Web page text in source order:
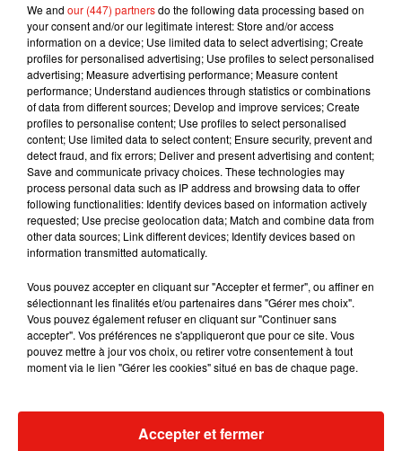
Voir cette publication sur Instagram
Une publication partagée par We dough (@wedoughfr)le12 Juil. 2019 à 9 :40 PDT
Musique
7 août 2026
Tayc et Didi B dévoilent le single le plus
dansant de l’année
We and our (447) partnersdo the following data processing based on
your consent and/or our legitimate interest: Store and/or access
information on a device; Use limited data to select advertising; Create
profiles for personalised advertising; Use profiles to select personalised
advertising; Measure advertising performance; Measure content
performance; Understand audiences through statistics or combinations
of data from different sources; Develop and improve services; Create
profiles to personalise content; Use profiles to select personalised
content; Use limited data to select content; Ensure security, prevent and
detect fraud, and fix errors; Deliver and present advertising and content;
Save and communicate privacy choices. These technologies may
process personal data such as IP address and browsing data to offer
following functionalities: Identify devices based on information actively
requested; Use precise geolocation data; Match and combine data from
other data sources; Link different devices; Identify devices based on
information transmitted automatically.
Vous pouvez accepter en cliquant sur "Accepter et fermer", ou affiner en
sélectionnant les finalités et/ou partenaires dans "Gérer mes choix".
Vous pouvez également refuser en cliquant sur "Continuer sans
accepter". Vos préférences ne s'appliqueront que pour ce site. Vous
pouvez mettre à jour vos choix, ou retirer votre consentement à tout
moment via le lien "Gérer les cookies" situé en bas de chaque page.
Accepter et fermer